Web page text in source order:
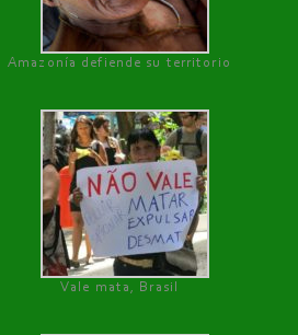
Amazonía defiende su territorio
Vale mata, Brasil